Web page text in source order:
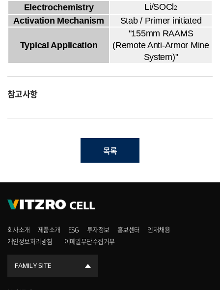
Electrochemistry
Li/SOCl2
Activation Mechanism Stab / Primer initiated
Typical Application
"155mm RAAMS
(Remote Anti-Armor Mine
System)"
참고사항
목록
회사소개 제품소개 ESG 투자정보 홍보센터
인재채용
개인정보처리방침
이메일무단수집거부
FAMILY SITE